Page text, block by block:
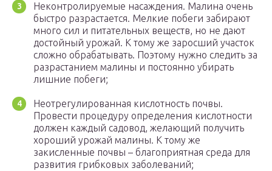
Неконтролируемые насаждения. Малина очень
быстро разрастается. Мелкие побеги забирают
много сил и питательных веществ, но не дают
достойный урожай. К тому же заросший участок
сложно обрабатывать. Поэтому нужно следить за
разрастанием малины и постоянно убирать
лишние побеги;
Неотрегулированная кислотность почвы.
Провести процедуру определения кислотности
должен каждый садовод, желающий получить
хороший урожай малины. К тому же
закисленные почвы – благоприятная среда для
развития грибковых заболеваний;